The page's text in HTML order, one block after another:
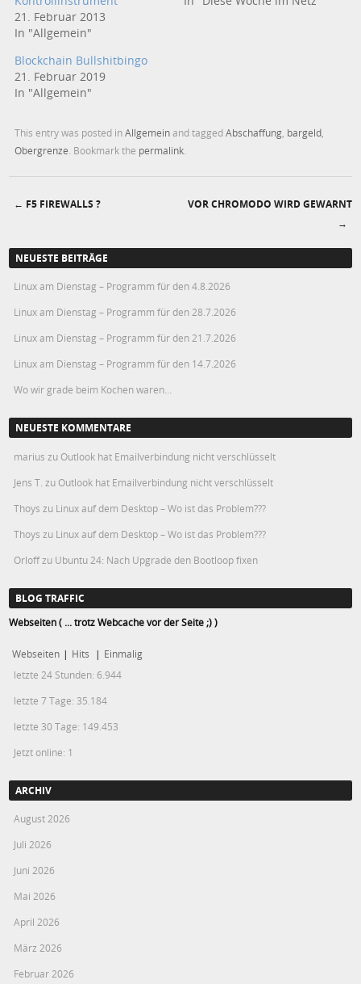
21. Februar 2013
In "Allgemein"
Blockchain Bullshitbingo
21. Februar 2019
In "Allgemein"
This entry was posted inAllgemeinand taggedAbschaffung bargeld
Obergrenze . Bookmark the permalink
← F5 FIREWALLS ?
VOR CHROMODO WIRD GEWARNT
→
NEUESTE BEITRÄGE
Linux am Dienstag – Programm für den 4.8.2026
Linux am Dienstag – Programm für den 28.7.2026
Linux am Dienstag – Programm für den 21.7.2026
Linux am Dienstag – Programm für den 14.7.2026
Wo wir grade beim Kochen waren…
NEUESTE KOMMENTARE
marius zu Outlook hat Emailverbindung nicht verschlüsselt
Jens T. zu Outlook hat Emailverbindung nicht verschlüsselt
Thoys zu Linux auf dem Desktop – Wo ist das Problem???
Thoys zu Linux auf dem Desktop – Wo ist das Problem???
Orloffzu Ubuntu 24: Nach Upgrade den Bootloop fixen
BLOG TRAFFIC
Webseiten ( ... trotz Webcache vor der Seite ;) )
Webseiten | Hits | Einmalig
letzte 24 Stunden:6.944
letzte 7 Tage: 35.184
letzte 30 Tage: 149.453
Jetzt online: 1
ARCHIV
August 2026
Juli 2026
Juni 2026
Mai 2026
April 2026
März 2026
Februar 2026